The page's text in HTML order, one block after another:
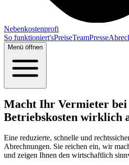
Nebenkostenprofi
So funktioniert'sPreiseTeamPresse
Menü öffnen
Macht Ihr Vermieter bei
Betriebskosten wirklich
Eine reduzierte, schnelle und
Abrechnungen. Sie reichen ein, wir
und zeigen Ihnen den wirtschaftlich